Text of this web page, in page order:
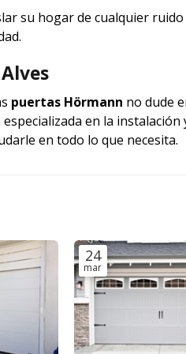
su hogar de cualquier ruido
puertas Hörmann no dude
en la instalación
en todo lo que necesita.
24
mar